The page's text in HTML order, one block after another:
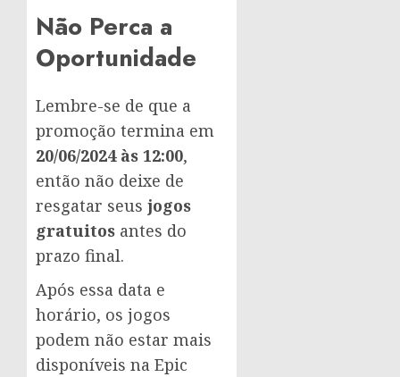
Não Perca a
Oportunidade
Lembre-se de que a
promoção termina em
20/06/2024 às 12:00,
então não deixe de
resgatar seus jogos
gratuitos antes do
prazo final.
Após essa data e
horário, os jogos
podem não estar mais
disponíveis na Epic